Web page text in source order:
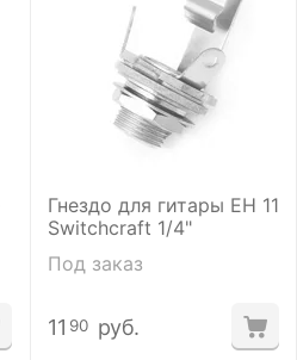
Гнездо для гитары ЕН 11
Switchcraft 1/4"
Под заказ
11 90 руб.